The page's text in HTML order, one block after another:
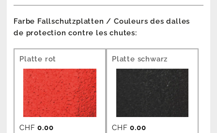
Farbe Fallschutzplatten / Couleurs des dalles
de protection contre les chutes:
Platte rot
CHF 0.00
Platte schwarz
CHF 0.00